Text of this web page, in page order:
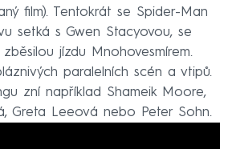
film). Tentokrát se Spider-Man
setká s Gwen Stacyovou, se
jízdu Mnohovesmírem.
paralelních scén a vtipů.
zní například Shameik Moore,
Greta Leeová nebo Peter Sohn.